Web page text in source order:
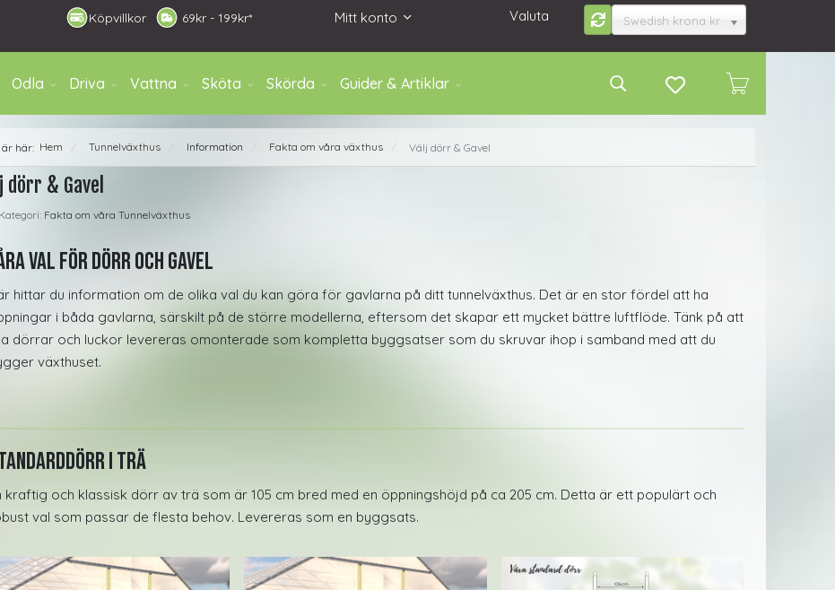
Mitt konto
69kr - 199kr*
Köpvillkor Valuta Swedish krona kr
Odla Driva Vattna Sköta Skörda Guider & Artiklar
är här: Hem / Tunnelväxthus Information Fakta om våra växthus / Välj dörr & Gavel
dörr & Gavel
Kategori: Fakta om våra Tunnelväxthus
val för dörr och gavel
hittar du information om de olika val du kan göra för gavlarna på ditt tunnelväxthus. Det är en stor fördel att ha
i båda gavlarna, särskilt på de större modellerna, eftersom det skapar ett mycket bättre luftflöde. Tänk på att
dörrar och luckor levereras omonterade som kompletta byggsatser som du skruvar ihop i samband med att du
växthuset.
i Trä
kraftig och klassisk dörr av trä som är 105 cm bred med en öppningshöjd på ca 205 cm. Detta är ett populärt och
val som passar de flesta behov. Levereras som en byggsats.